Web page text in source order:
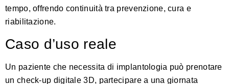
tempo, offrendo continuità tra prevenzione, cura e
riabilitazione.
Caso d’uso reale
Un paziente che necessita di implantologia può prenotare
un check-up digitale 3D, partecipare a una giornata